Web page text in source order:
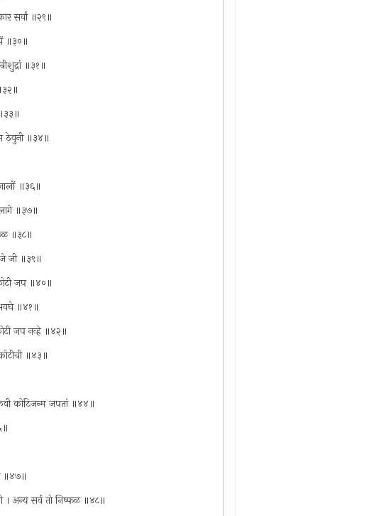
सर्वां ॥२९॥
॥३०॥
॥३१॥
ठेवुनी ॥३४॥
॥३६॥
॥३७॥
॥३८॥
जी ॥३९॥
जप ॥४०॥
॥४१॥
जप नव्हे ॥४२॥
॥४३॥
कोटिजन्म जपतां ॥४४॥
॥४७॥
। अन्य सर्व तो निष्फळ ॥४८॥